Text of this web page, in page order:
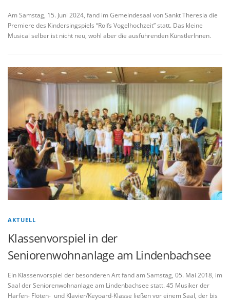
Am Samstag, 15. Juni 2024, fand im Gemeindesaal von Sankt Theresia die
Premiere des Kindersingspiels “Rolfs Vogelhochzeit” statt. Das kleine
Musical selber ist nicht neu, wohl aber die ausführenden KünstlerInnen.
AKTUELL
Klassenvorspiel in der
Seniorenwohnanlage am Lindenbachsee
Ein Klassenvorspiel der besonderen Art fand am Samstag, 05. Mai 2018, im
Saal der Seniorenwohnanlage am Lindenbachsee statt. 45 Musiker der
Harfen- Flöten- und Klavier/Keyoard-Klasse ließen vor einem Saal, der bis